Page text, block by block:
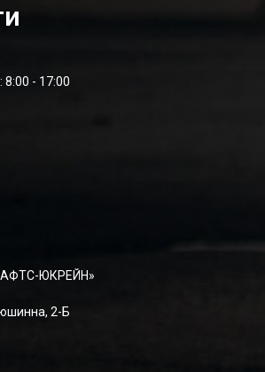
8:00 - 17:00
ЮКРЕЙН»
2-Б